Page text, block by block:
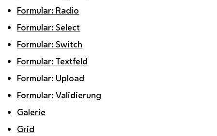
Formular: Radio
Formular: Select
Formular: Switch
Formular: Textfeld
Formular: Upload
Formular: Validierung
Galerie
Grid